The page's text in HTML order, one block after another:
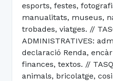
esports, festes,
manualitats, museus,
trobades, viatges. //
ADMINISTRATIVES:
declaració Renda,
finances, textos. //
animals, bricolatge,